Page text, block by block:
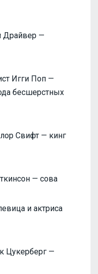
Драйвер —
Игги Поп —
бесшерстных
Свифт — кинг
— сова
и актриса
Цукерберг —